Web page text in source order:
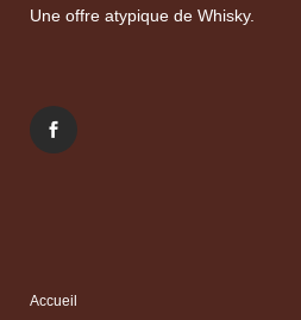
Une offre atypique de Whisky.
Accueil